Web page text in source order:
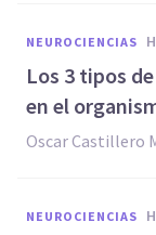
NEUROCIENCIAS
Los 3 tipos
en el
Oscar Castillero
NEUROCIENCIAS